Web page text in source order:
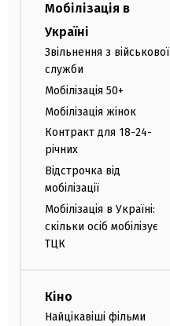
Мобілізація в
Україні
Звільнення з військової
служби
Мобілізація 50+
Мобілізація жінок
Контракт для 18-24-
річних
Відстрочка від
мобілізації
Мобілізація в Україні:
скільки осіб мобілізує
ТЦК
Кіно
Найцікавіші фільми